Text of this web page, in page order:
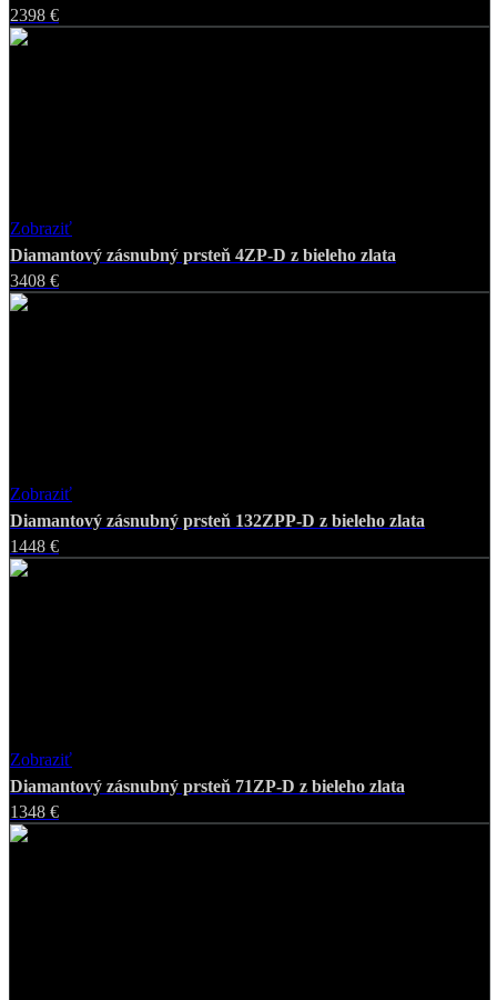
2398 €
Zobraziť
Diamantový zásnubný prsteň 4ZP-D z bieleho zlata
3408 €
Zobraziť
Diamantový zásnubný prsteň 132ZPP-D z bieleho zlata
1448 €
Zobraziť
Diamantový zásnubný prsteň 71ZP-D z bieleho zlata
1348 €